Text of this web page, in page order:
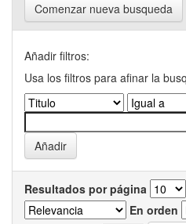
Comenzar nueva busqueda
Añadir filtros:
Usa los filtros para afinar la
Resultados por página
En orden